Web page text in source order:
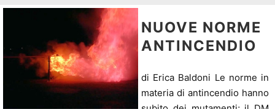
NUOVE NORME
ANTINCENDIO
di Erica Baldoni Le norme in
materia di antincendio hanno